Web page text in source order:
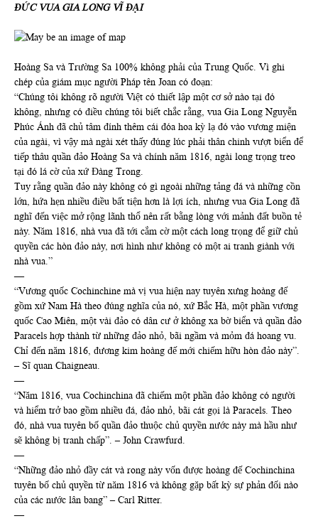
ĐỨC VUA GIA LONG VĨ ĐẠI
Hoàng Sa và Trường Sa 100% không phải của Trung Quốc. Vì ghi
chép của giám mục người Pháp tên Joan có đoạn:
“Chúng tôi không rõ người Việt có thiết lập một cơ sở nào tại đó
không, nhưng có điều chúng tôi biết chắc rằng, vua Gia Long Nguyễn
Phúc Ánh đã chủ tâm đính thêm cái đóa hoa kỳ lạ đó vào vương miện
của ngài, vì vậy mà ngài xét thấy đúng lúc phải thân chinh vượt biển để
tiếp thâu quần đảo Hoàng Sa và chính năm 1816, ngài long trọng treo
tại đó lá cờ của xứ Đàng Trong.
Tuy rằng quần đảo này không có gì ngoài những tảng đá và những cồn
lớn, hứa hẹn nhiều điều bất tiện hơn là lợi ích, nhưng vua Gia Long đã
nghĩ đến việc mở rộng lãnh thổ nên rất bằng lòng với mảnh đất buồn tẻ
này. Năm 1816, nhà vua đã tới cắm cờ một cách long trọng để giữ chủ
quyền các hòn đảo này, nơi hình như không có một ai tranh giành với
nhà vua.”
—
“Vương quốc Cochinchine mà vị vua hiện nay tuyên xưng hoàng đế
gồm xứ Nam Hà theo đúng nghĩa của nó, xứ Bắc Hà, một phần vương
quốc Cao Miên, một vài đảo có dân cư ở không xa bờ biển và quần đảo
Paracels hợp thành từ những đảo nhỏ, bãi ngầm và mỏm đá hoang vu.
Chỉ đến năm 1816, đương kim hoàng đế mới chiếm hữu hòn đảo này”.
– Sĩ quan Chaigneau.
—
“Năm 1816, vua Cochinchina đã chiếm một phần đảo không có người
và hiểm trở bao gồm nhiều đá, đảo nhỏ, bãi cát gọi là Paracels. Theo
đó, nhà vua tuyên bố quần đảo thuộc chủ quyền nước này mà hầu như
sẽ không bị tranh chấp”. – John Crawfurd.
—
“Những đảo nhỏ đầy cát và rong này vốn được hoàng đế Cochinchina
tuyên bố chủ quyền từ năm 1816 và không gặp bất kỳ sự phản đối nào
của các nước lân bang” – Carl Ritter.
—